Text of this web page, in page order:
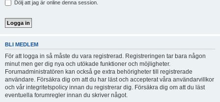
Dölj att jag är online denna session.
BLI MEDLEM
För att logga in så måste du vara registrerad. Registreringen tar bara någon
minut men ger dig nya och utökade funktioner och möjligheter.
Forumadministratören kan också ge extra behörigheter till registrerade
användare. Försäkra dig om att du har läst och accepterat våra användarvillkor
och vår integritetspolicy innan du registrerar dig. Försäkra dig om att du läst
eventuella forumregler innan du skriver något.